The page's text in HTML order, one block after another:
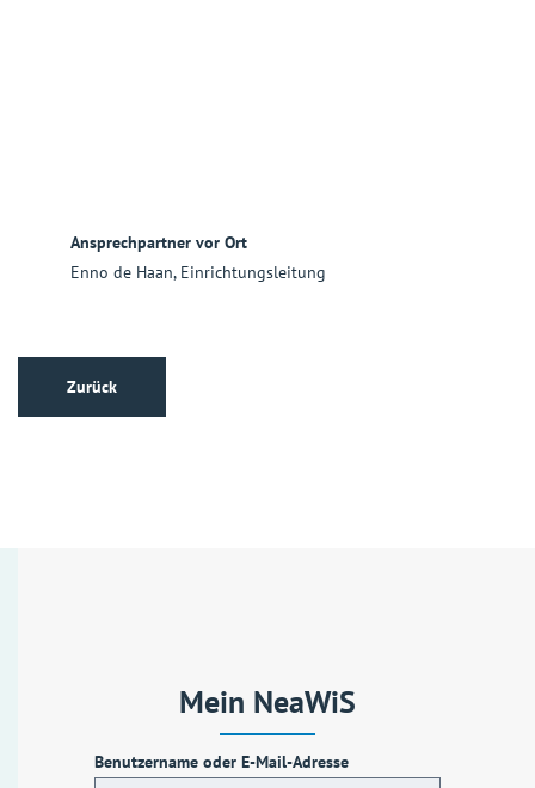
Ansprechpartner vor Ort
Enno de Haan, Einrichtungsleitung
Zurück
Mein NeaWiS
Benutzername oder E-Mail-Adresse